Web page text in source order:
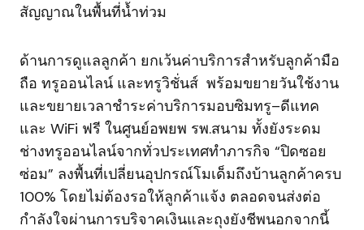
สัญญาณในพื้นที่น้ำท่วม
ด้านการดูแลลูกค้า ยกเว้นค่าบริการสำหรับลูกค้ามือ
ถือ ทรูออนไลน์ และทรูวิชั่นส์ พร้อมขยายวันใช้งาน
และขยายเวลาชำระค่าบริการมอบซิมทรู–ดีแทค
และ WiFi ฟรี ในศูนย์อพยพ รพ.สนาม ทั้งยังระดม
ช่างทรูออนไลน์จากทั่วประเทศทำภารกิจ “ปิดซอย
ซ่อม” ลงพื้นที่เปลี่ยนอุปกรณ์โมเด็มถึงบ้านลูกค้าครบ
100% โดยไม่ต้องรอให้ลูกค้าแจ้ง ตลอดจนส่งต่อ
กำลังใจผ่านการบริจาคเงินและถุงยังชีพนอกจากนี้